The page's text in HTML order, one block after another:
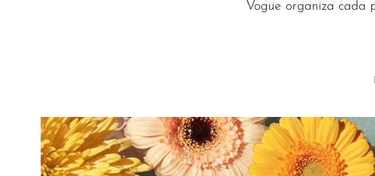
Vogue organiza cada